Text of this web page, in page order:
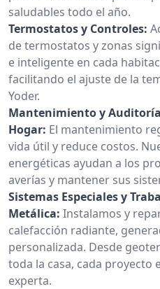
saludables todo el año.
Termostatos y Controles:
de termostatos y zonas
e inteligente en cada
facilitando el ajuste de la
Yoder.
Mantenimiento y
Hogar: El mantenimiento
vida útil y reduce costos.
energéticas ayudan a los
averías y mantener sus
Sistemas Especiales y
Metálica: Instalamos y
calefacción radiante,
personalizada. Desde
toda la casa, cada proyecto
experta.